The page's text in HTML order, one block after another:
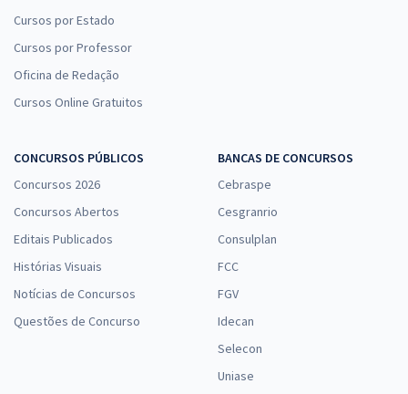
Cursos por Estado
Cursos por Professor
Oficina de Redação
Cursos Online Gratuitos
CONCURSOS PÚBLICOS
Concursos 2026
Concursos Abertos
Editais Publicados
Histórias Visuais
Notícias de Concursos
Questões de Concurso
BANCAS DE CONCURSOS
Cebraspe
Cesgranrio
Consulplan
FCC
FGV
Idecan
Selecon
Uniase